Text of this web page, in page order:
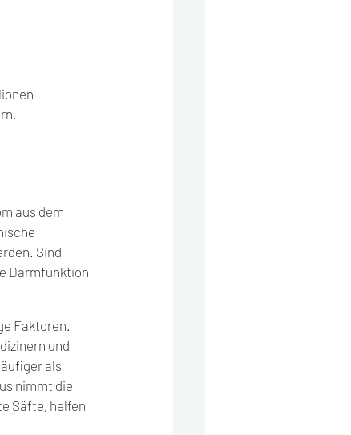
aus dem
Sind
Darmfunktion
Faktoren.
und
als
nimmt die
Säfte, helfen